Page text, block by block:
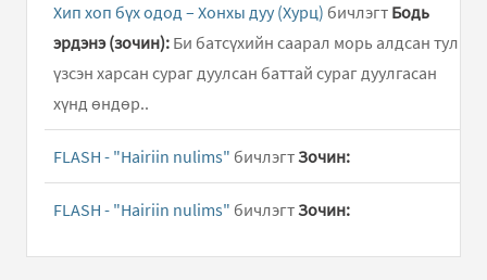
Хип хоп бүх одод – Хонхы дуу (Хурц) бичлэгт Бодь
эрдэнэ (зочин): Би батсүхийн саарал морь алдсан тул
үзсэн харсан сураг дуулсан баттай сураг дуулгасан
хүнд өндөр..
FLASH - "Hairiin nulims" бичлэгтЗочин:
FLASH - "Hairiin nulims" бичлэгтЗочин: